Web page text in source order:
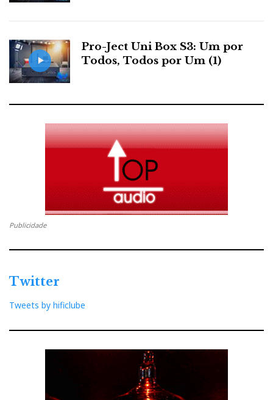
Pro-Ject Uni Box S3: Um por
Todos, Todos por Um (1)
Publicidade
Twitter
Tweets by hificlube